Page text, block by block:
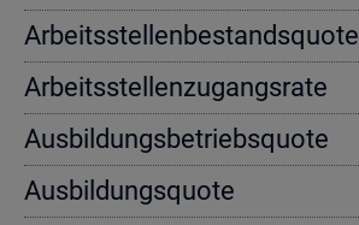
Ar­beits­stel­len­be­stands­quo­te
Ar­beits­stel­len­zu­gangs­ra­te
Aus­bil­dungs­be­triebs­quo­te
Aus­bil­dungs­quo­te